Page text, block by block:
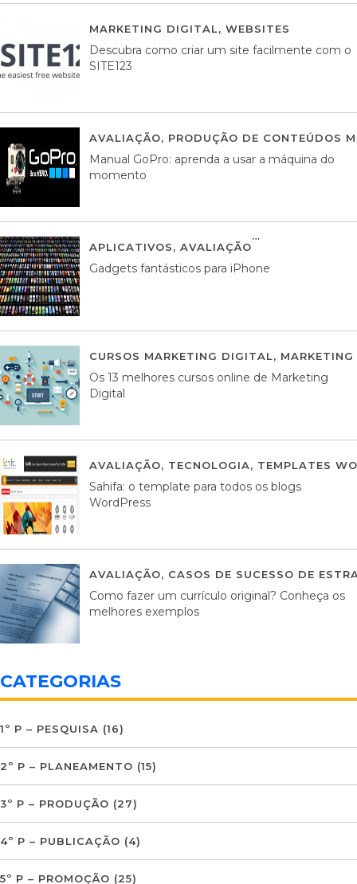
MARKETING DIGITAL, WEBSITES
Descubra como criar um site facilmente com o
SITE123
AVALIAÇÃO, PRODUÇÃO DE CONTEÚDOS
Manual GoPro: aprenda a usar a máquina do
momento
APLICATIVOS, AVALIAÇÃO
Gadgets fantásticos para iPhone
CURSOS MARKETING DIGITAL,
Os 13 melhores cursos online de Marketing
Digital
AVALIAÇÃO, TECNOLOGIA, TEMPLATES
Sahifa: o template para todos os blogs
WordPress
AVALIAÇÃO, CASOS DE SUCESSO DE
Como fazer um currículo original? Conheça os
melhores exemplos
CATEGORIAS
1º P – PESQUISA (16)
2º P – PLANEAMENTO (15)
3º P – PRODUÇÃO (27)
4º P – PUBLICAÇÃO (4)
5º P – PROMOÇÃO (25)